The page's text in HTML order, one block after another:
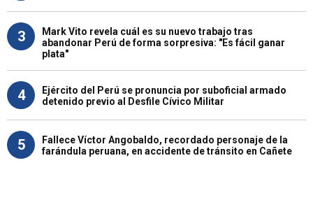
3
Mark Vito revela cuál es su nuevo trabajo tras
abandonar Perú de forma sorpresiva: "Es fácil ganar
plata"
4
Ejército del Perú se pronuncia por suboficial armado
detenido previo al Desfile Cívico Militar
5
Fallece Víctor Angobaldo, recordado personaje de la
farándula peruana, en accidente de tránsito en Cañete